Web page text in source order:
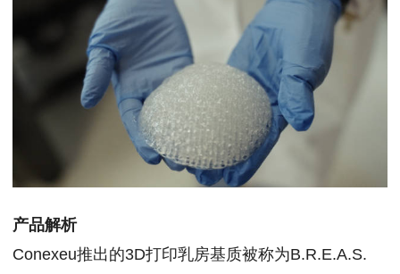
产品解析
Conexeu推出的3D打印乳房基质被称为B.R.E.A.S.